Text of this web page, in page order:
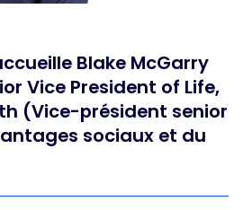
Blake McGarry
Vice President of Life,
(Vice-président senior
sociaux et du